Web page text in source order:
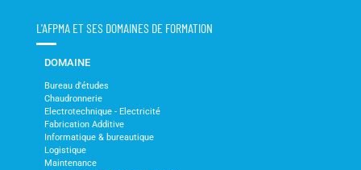
L'AFPMA ET SES DOMAINES DE FORMATION
DOMAINE
Bureau d'études
Chaudronnerie
Electrotechnique - Electricité
Fabrication Additive
Informatique & bureautique
Logistique
Maintenance